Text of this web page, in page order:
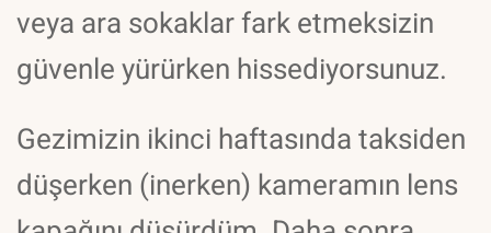
veya ara sokaklar fark etmeksizin
güvenle yürürken hissediyorsunuz.
Gezimizin ikinci haftasında taksiden
düşerken (inerken) kameramın lens